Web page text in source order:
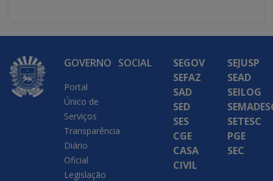
GOVERNO
Portal
Único de
Serviços
Transparência
Diário
Oficial
Legislação
SOCIAL
SEGOV
SEFAZ
SAD
SED
SES
CGE
CASA
CIVIL
SEJUSP
SEAD
SEILOG
SETESC
PGE
SEC